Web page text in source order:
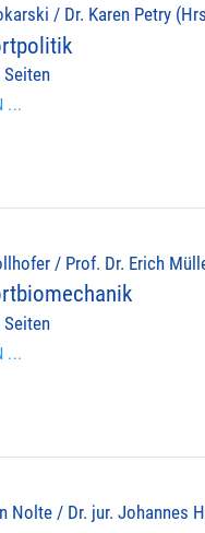
/ Dr. Karen Petry
Seiten
...
/ Prof. Dr. Erich
Seiten
...
Nolte / Dr. jur. Johannes